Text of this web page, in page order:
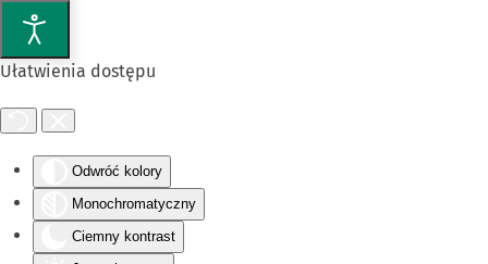
Ułatwienia dostępu
Odwróć kolory
Monochromatyczny
Ciemny kontrast
Przejdź do głównej treści